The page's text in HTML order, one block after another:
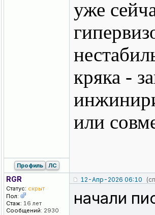
уже
кряка -
или
Профиль ЛС
RGR
Статус: скрыт
Пол:
Стаж: 16 лет
Сообщений: 2930
12-Апр-2026 06:10
начали